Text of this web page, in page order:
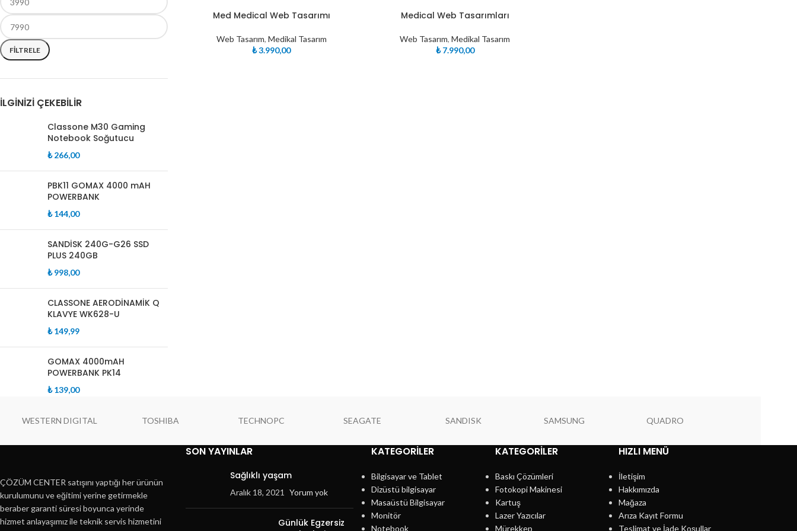
FILTRELE
İLGINIZI ÇEKEBILIR
Classone M30 Gaming
Notebook Soğutucu
₺266,00
PBK11 GOMAX 4000 mAH
POWERBANK
₺144,00
SANDİSK 240G-G26 SSD
PLUS 240GB
₺998,00
CLASSONE AERODİNAMİK Q
KLAVYE WK628-U
₺149,99
GOMAX 4000mAH
POWERBANK PK14
₺139,00
Med Medical Web Tasarımı
Web Tasarım, Medikal Tasarım
₺3.990,00
Medical Web Tasarımları
Web Tasarım,Medikal Tasarım
₺7.990,00
WESTERN DIGITAL TOSHIBA TECHNOPC SEAGATE SANDISK SAMSUNG QUADRO
ÇÖZÜM CENTER satışını yaptığı her ürünün
kurulumunu ve eğitimi yerine getirmekle
beraber garanti süresi boyunca yerinde
hizmet anlayaşımız ile teknik servis hizmetini
SON YAYINLAR
Sağlıklı yaşam
Aralık 18, 2021 Yorum yok
Günlük Egzersiz
KATEGORILER
Bilgisayar ve Tablet
Dizüstü bilgisayar
Masaüstü Bilgisayar
Monitör
Notebook
KATEGORILER
Baskı Çözümleri
Fotokopi Makinesi
Kartuş
Lazer Yazıcılar
Mürekkep
HIZLI MENÜ
İletişim
Hakkımızda
Mağaza
Arıza Kayıt Formu
Teslimat ve İade Koşullar